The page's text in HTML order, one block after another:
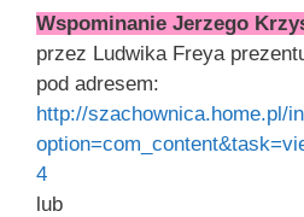
Wspominanie Jerzego
przez Ludwika Freya
pod adresem:
http://szachownica.home.pl/
4
lub